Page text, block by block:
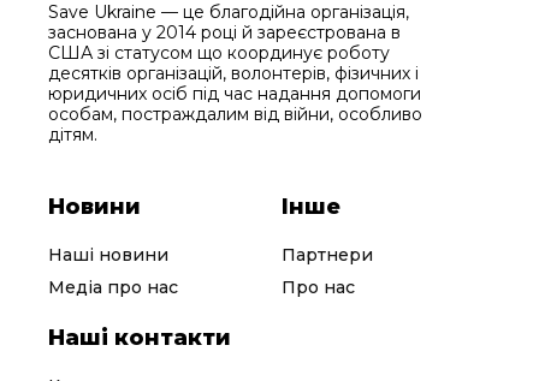
Save Ukraine — це благодійна організація,
заснована у 2014 році й зареєстрована в
США зі статусом що координує роботу
десятків організацій, волонтерів, фізичних і
юридичних осіб під час надання допомоги
особам, постраждалим від війни, особливо
дітям.
Новини
Наші новини
Медіа про нас
Інше
Партнери
Про нас
Наші контакти